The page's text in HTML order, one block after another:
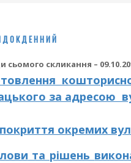
Д О К Д Е Н Н И Й
сьомого скликання – 09
за адресою
покриття окремих
та рішень